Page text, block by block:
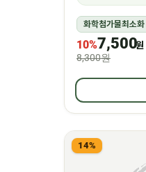
화학첨가물최소화
10%7,500원
8,300원
14%